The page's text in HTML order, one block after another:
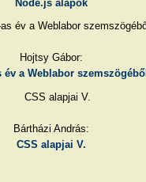
Node.js alapok
Hojtsy Gábor:
év a Weblabor szemszögéből
Bártházi András:
CSS alapjai V.